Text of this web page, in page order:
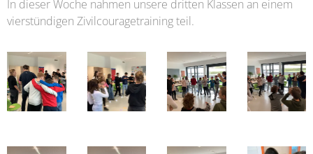
In dieser Woche nahmen unsere dritten Klassen an einem
vierstündigen Zivilcouragetraining teil.